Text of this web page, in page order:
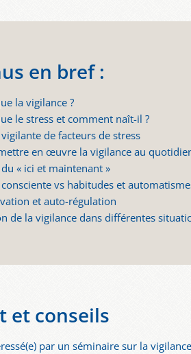
en bref :
la vigilance ?
le stress et comment naît-il ?
de facteurs de stress
en œuvre la vigilance au
« ici et maintenant »
vs habitudes et
et auto-régulation
de la vigilance dans différentes
et conseils
par un séminaire sur la